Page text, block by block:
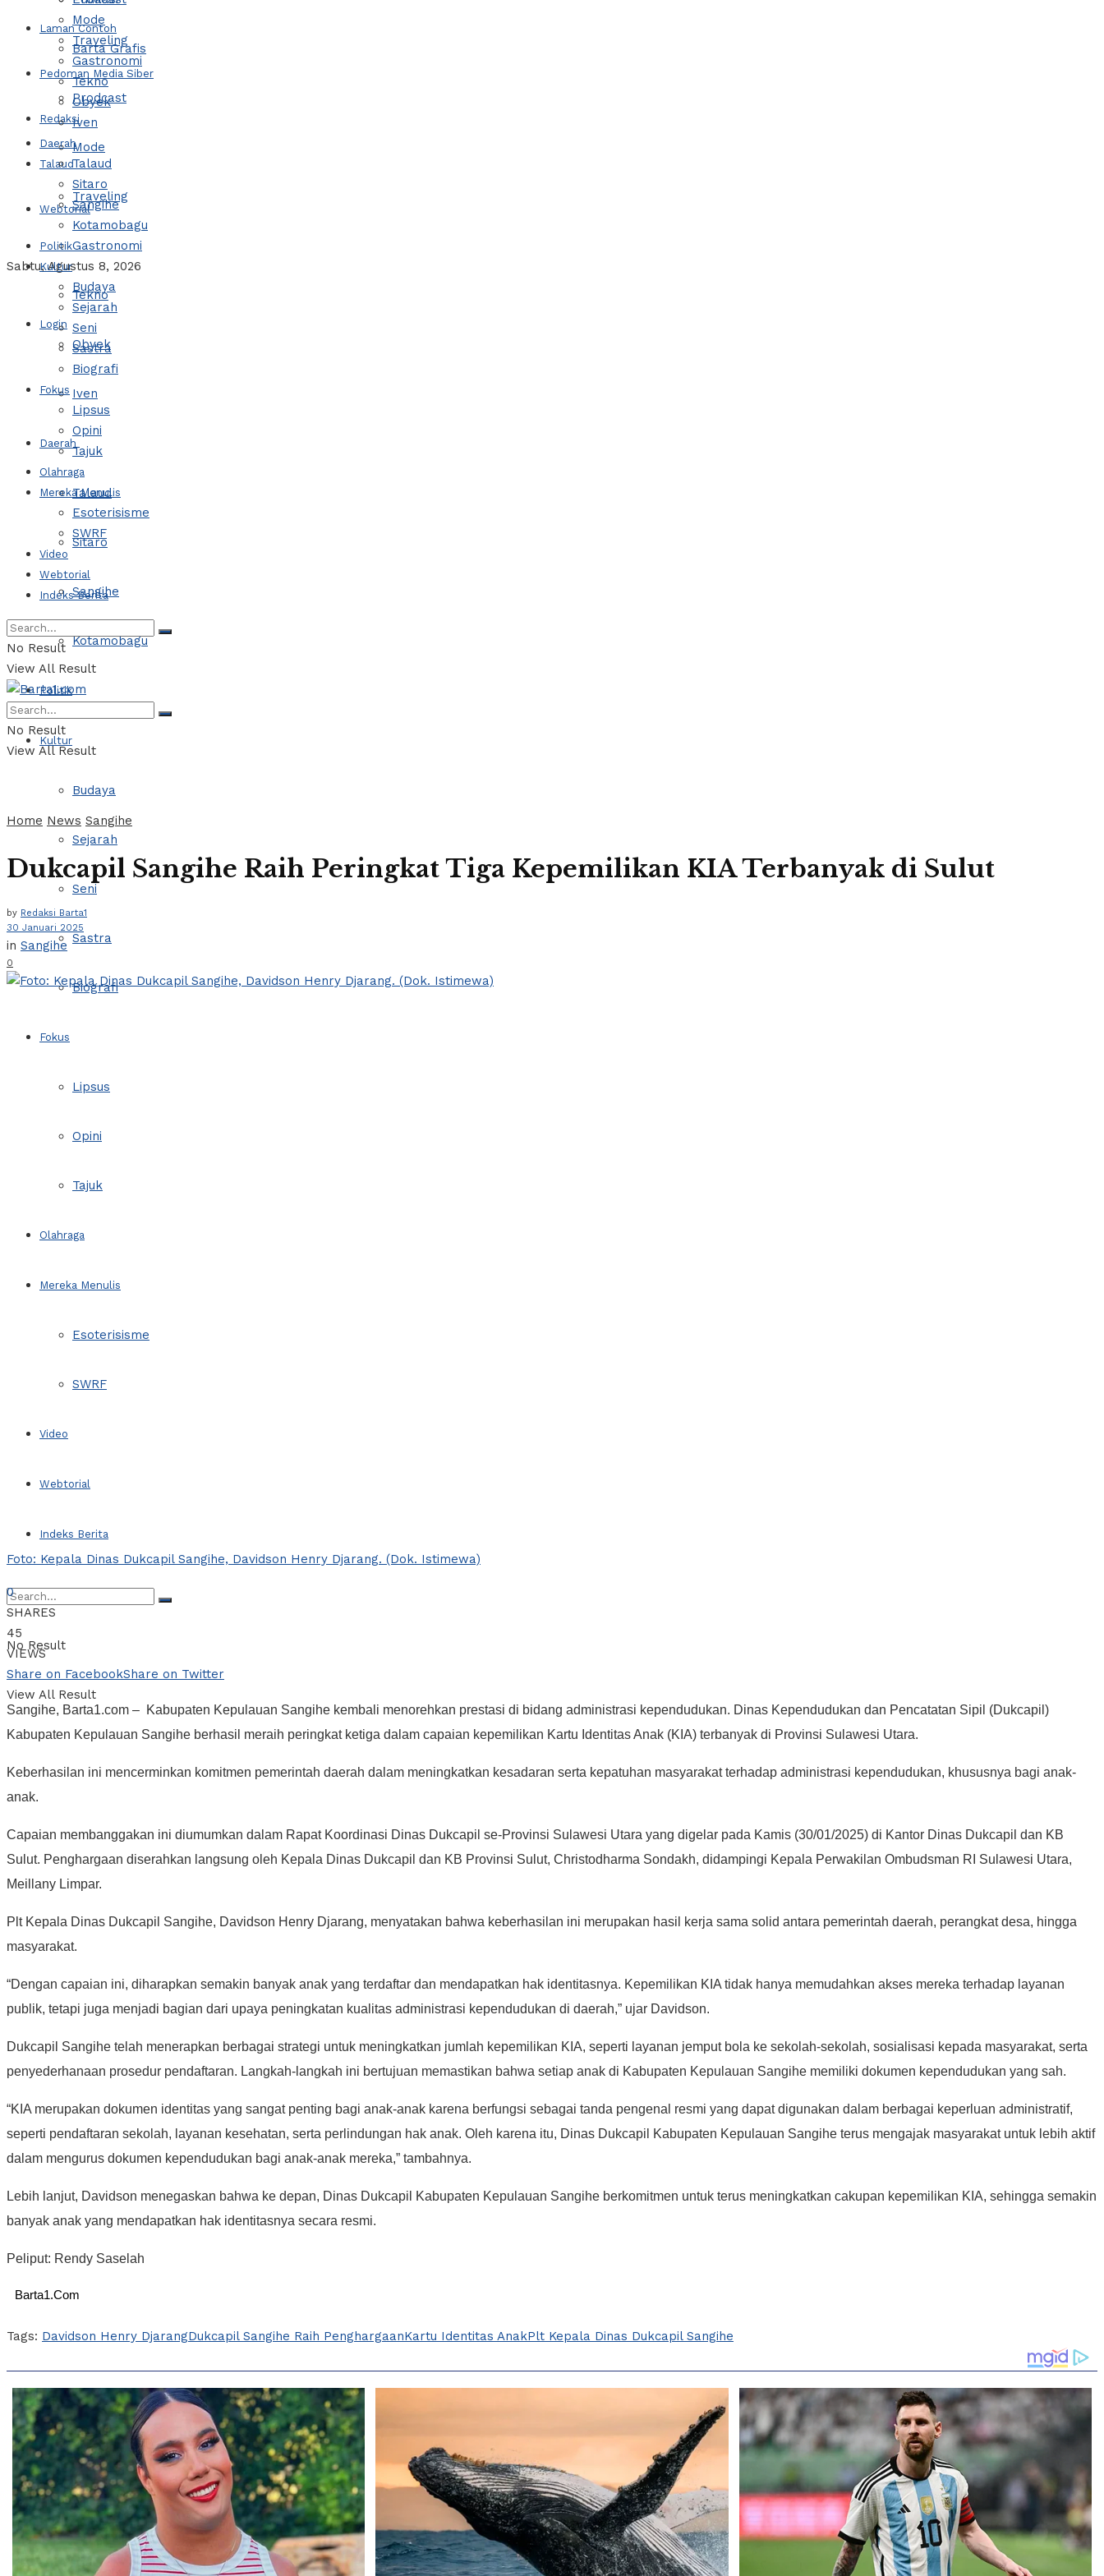
Laman Contoh
Pedoman Media Siber
Redaksi
Talaud
Webtorial
Sabtu, Agustus 8, 2026
Login
Barta Grafis
Prodcast
Mode
Traveling
Gastronomi
Tekno
Obyek
Iven
Daerah
Talaud
Sitaro
Sangihe
Kotamobagu
Politik
Kultur
Budaya
Sejarah
Seni
Sastra
Biografi
Fokus
Lipsus
Opini
Tajuk
Olahraga
Mereka Menulis
Esoterisisme
SWRF
Video
Webtorial
Indeks Berita
No Result
View All Result
Mode
Traveling
Gastronomi
Tekno
Obyek
Iven
Daerah
Talaud
Sitaro
Sangihe
Kotamobagu
Politik
Kultur
Budaya
Sejarah
Seni
Sastra
Biografi
Fokus
Lipsus
Opini
Tajuk
Olahraga
Mereka Menulis
Esoterisisme
SWRF
Video
Webtorial
Indeks Berita
No Result
View All Result
No Result
View All Result
Home News Sangihe
Dukcapil Sangihe Raih Peringkat Tiga Kepemilikan KIA Terbanyak di Sulut
by Redaksi Barta1
30 Januari 2025
in Sangihe
0
Foto: Kepala Dinas Dukcapil Sangihe, Davidson Henry Djarang. (Dok. Istimewa)
0
SHARES
45
VIEWS
Share on FacebookShare on Twitter
Sangihe, Barta1.com – Kabupaten Kepulauan Sangihe kembali menorehkan prestasi di bidang administrasi kependudukan. Dinas Kependudukan dan Pencatatan Sipil (Dukcapil)
Kabupaten Kepulauan Sangihe berhasil meraih peringkat ketiga dalam capaian kepemilikan Kartu Identitas Anak (KIA) terbanyak di Provinsi Sulawesi Utara.
Keberhasilan ini mencerminkan komitmen pemerintah daerah dalam meningkatkan kesadaran serta kepatuhan masyarakat terhadap administrasi kependudukan, khususnya bagi anak-
anak.
Capaian membanggakan ini diumumkan dalam Rapat Koordinasi Dinas Dukcapil se-Provinsi Sulawesi Utara yang digelar pada Kamis (30/01/2025) di Kantor Dinas Dukcapil dan KB
Sulut. Penghargaan diserahkan langsung oleh Kepala Dinas Dukcapil dan KB Provinsi Sulut, Christodharma Sondakh, didampingi Kepala Perwakilan Ombudsman RI Sulawesi Utara,
Meillany Limpar.
Plt Kepala Dinas Dukcapil Sangihe, Davidson Henry Djarang, menyatakan bahwa keberhasilan ini merupakan hasil kerja sama solid antara pemerintah daerah, perangkat desa, hingga
masyarakat.
“Dengan capaian ini, diharapkan semakin banyak anak yang terdaftar dan mendapatkan hak identitasnya. Kepemilikan KIA tidak hanya memudahkan akses mereka terhadap layanan
publik, tetapi juga menjadi bagian dari upaya peningkatan kualitas administrasi kependudukan di daerah,” ujar Davidson.
Dukcapil Sangihe telah menerapkan berbagai strategi untuk meningkatkan jumlah kepemilikan KIA, seperti layanan jemput bola ke sekolah-sekolah, sosialisasi kepada masyarakat, serta
penyederhanaan prosedur pendaftaran. Langkah-langkah ini bertujuan memastikan bahwa setiap anak di Kabupaten Kepulauan Sangihe memiliki dokumen kependudukan yang sah.
“KIA merupakan dokumen identitas yang sangat penting bagi anak-anak karena berfungsi sebagai tanda pengenal resmi yang dapat digunakan dalam berbagai keperluan administratif,
seperti pendaftaran sekolah, layanan kesehatan, serta perlindungan hak anak. Oleh karena itu, Dinas Dukcapil Kabupaten Kepulauan Sangihe terus mengajak masyarakat untuk lebih aktif
dalam mengurus dokumen kependudukan bagi anak-anak mereka,” tambahnya.
Lebih lanjut, Davidson menegaskan bahwa ke depan, Dinas Dukcapil Kabupaten Kepulauan Sangihe berkomitmen untuk terus meningkatkan cakupan kepemilikan KIA, sehingga semakin
banyak anak yang mendapatkan hak identitasnya secara resmi.
Peliput: Rendy Saselah
Barta1.Com
Tags: Davidson Henry DjarangDukcapil Sangihe Raih PenghargaanKartu Identitas AnakPlt Kepala Dinas Dukcapil Sangihe